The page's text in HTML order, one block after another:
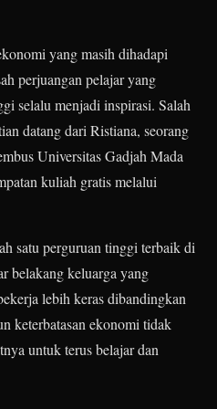
yang masih dihadapi
perjuangan pelajar yang
selalu menjadi inspirasi. Salah
datang dari Ristiana, seorang
Universitas Gadjah Mada
kuliah gratis melalui
satu perguruan tinggi terbaik di
belakang keluarga yang
lebih keras dibandingkan
keterbatasan ekonomi tidak
untuk terus belajar dan